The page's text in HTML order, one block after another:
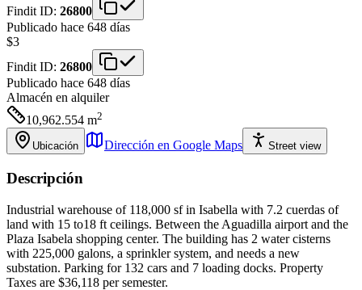
Findit ID: 26800
Publicado hace 648 días
$3
Findit ID: 26800
Publicado hace 648 días
Almacén en alquiler
10,962.554 m2
Ubicación Dirección en Google Maps Street view
Descripción
Industrial warehouse of 118,000 sf in Isabella with 7.2 cuerdas of
land with 15 to18 ft ceilings. Between the Aguadilla airport and the
Plaza Isabela shopping center. The building has 2 water cisterns
with 225,000 galons, a sprinkler system, and needs a new
substation. Parking for 132 cars and 7 loading docks. Property
Taxes are $36,118 per semester.